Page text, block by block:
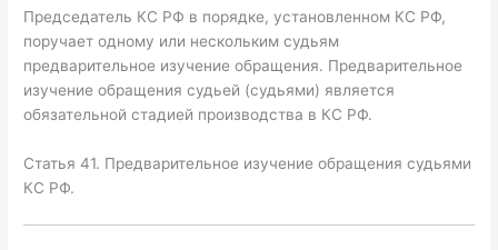
Председатель КС РФ в порядке, установленном КС РФ,
поручает одному или нескольким судьям
предварительное изучение обращения. Предварительное
изучение обращения судьей (судьями) является
обязательной стадией производства в КС РФ.
Статья 41. Предварительное изучение обращения судьями
КС РФ.